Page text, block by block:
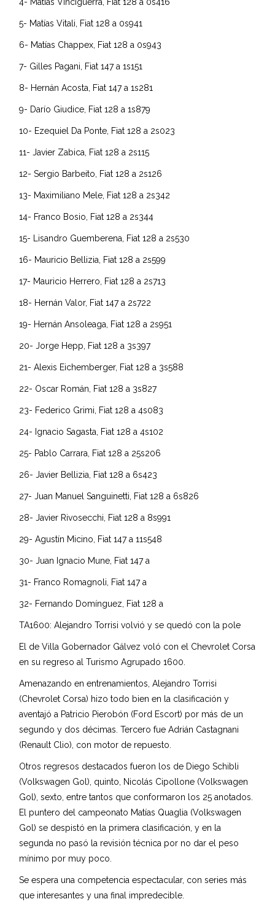
4- Matías Vinciguerra, Fiat 128 a 0s416
5- Matías Vitali, Fiat 128 a 0s941
6- Matías Chappex, Fiat 128 a 0s943
7- Gilles Pagani, Fiat 147 a 1s151
8- Hernán Acosta, Fiat 147 a 1s281
9- Darío Giudice, Fiat 128 a 1s879
10- Ezequiel Da Ponte, Fiat 128 a 2s023
11- Javier Zabica, Fiat 128 a 2s115
12- Sergio Barbeito, Fiat 128 a 2s126
13- Maximiliano Mele, Fiat 128 a 2s342
14- Franco Bosio, Fiat 128 a 2s344
15- Lisandro Guemberena, Fiat 128 a 2s530
16- Mauricio Bellizia, Fiat 128 a 2s599
17- Mauricio Herrero, Fiat 128 a 2s713
18- Hernán Valor, Fiat 147 a 2s722
19- Hernán Ansoleaga, Fiat 128 a 2s951
20- Jorge Hepp, Fiat 128 a 3s397
21- Alexis Eichemberger, Fiat 128 a 3s588
22- Oscar Román, Fiat 128 a 3s827
23- Federico Grimi, Fiat 128 a 4s083
24- Ignacio Sagasta, Fiat 128 a 4s102
25- Pablo Carrara, Fiat 128 a 25s206
26- Javier Bellizia, Fiat 128 a 6s423
27- Juan Manuel Sanguinetti, Fiat 128 a 6s826
28- Javier Rivosecchi, Fiat 128 a 8s991
29- Agustín Micino, Fiat 147 a 11s548
30- Juan Ignacio Mune, Fiat 147 a
31- Franco Romagnoli, Fiat 147 a
32- Fernando Domínguez, Fiat 128 a
TA1600: Alejandro Torrisi volvió y se quedó con la pole
El de Villa Gobernador Gálvez voló con el Chevrolet Corsa
en su regreso al Turismo Agrupado 1600.
Amenazando en entrenamientos, Alejandro Torrisi
(Chevrolet Corsa) hizo todo bien en la clasificación y
aventajó a Patricio Pierobón (Ford Escort) por más de un
segundo y dos décimas. Tercero fue Adrián Castagnani
(Renault Clio), con motor de repuesto.
Otros regresos destacados fueron los de Diego Schibli
(Volkswagen Gol), quinto, Nicolás Cipollone (Volkswagen
Gol), sexto, entre tantos que conformaron los 25 anotados.
El puntero del campeonato Matías Quaglia (Volkswagen
Gol) se despistó en la primera clasificación, y en la
segunda no pasó la revisión técnica por no dar el peso
mínimo por muy poco.
Se espera una competencia espectacular, con series más
que interesantes y una final impredecible.